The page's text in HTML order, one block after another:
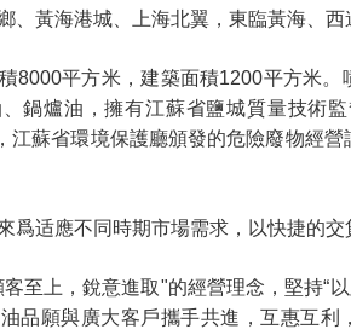
、黃海港城、上海北翼，東臨黃海、
平方米，建築面積1200平方米。
鍋爐油，擁有江蘇省鹽城質量技術
江蘇省環境保護廳頒發的危險廢物經
适應不同時期市場需求，以快捷的交
上，銳意進取"的經營理念，堅持“以
品願與廣大客戶攜手共進，互惠互